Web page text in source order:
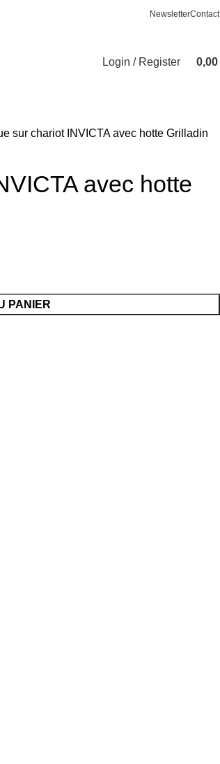
NewsletterContact
Login / Register 0,00
sur chariot INVICTA avec hotte Grilladin
avec hotte
PANIER